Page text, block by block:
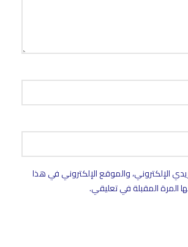
الإلكتروني، والموقع الإلكتروني في هذا
المرة المقبلة في تعليقي.